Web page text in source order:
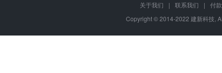
关于我们 | 联系我们 |
付
Copyright © 2014-2022 建新科技,